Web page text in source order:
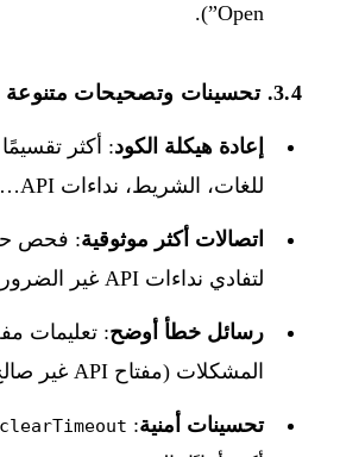
Open”).
3.4. تحسينات وتصحيحات متنوعة
إعادة هيكلة الكود: أكثر
للغات، الشريط، نداءات API…).
اتصالات أكثر موثوقية: فحص
لتفادي نداءات API غير الضرورية.
رسائل خطأ أوضح: تعليمات
المشكلات (مفتاح API غير صالح، إلخ).
تحسينات أمنية: